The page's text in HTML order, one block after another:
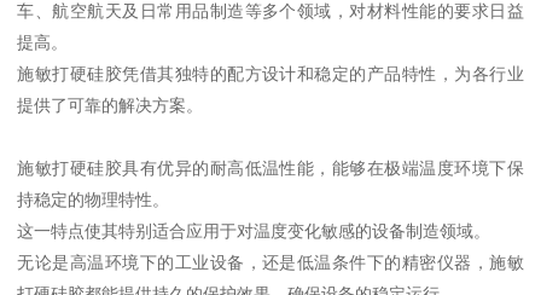
车、航空航天及日常用品制造等多个领域，对材料性能的要求日益
提高。
施敏打硬硅胶凭借其独特的配方设计和稳定的产品特性，为各行业
提供了可靠的解决方案。
施敏打硬硅胶具有优异的耐高低温性能，能够在极端温度环境下保
持稳定的物理特性。
这一特点使其特别适合应用于对温度变化敏感的设备制造领域。
无论是高温环境下的工业设备，还是低温条件下的精密仪器，施敏